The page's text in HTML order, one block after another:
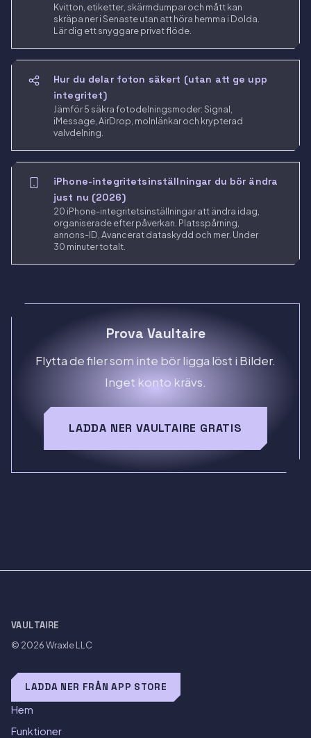
Kvitton, etiketter, skärmdumpar och mått kan
skräpa ner i Senaste utan att höra hemma i Dolda.
Lär dig ett snyggare privat flöde.
Hur du delar foton säkert (utan att ge upp
integritet)
Jämför 5 säkra fotodelningsmoder: Signal,
iMessage, AirDrop, molnlänkar och krypterad
valvdelning.
iPhone-integritetsinställningar du bör ändra
just nu (2026)
20 iPhone-integritetsinställningar att ändra idag,
organiserade efter påverkan. Platsspårning,
annons-ID, Avancerat dataskydd och mer. Under
30 minuter totalt.
Prova Vaultaire
Flytta de filer som inte bör ligga löst i Bilder.
Inget konto krävs.
LADDA NER VAULTAIRE GRATIS
VAULTAIRE
© 2026Wraxle LLC
LADDA NER FRÅN APP STORE
Hem
Funktioner